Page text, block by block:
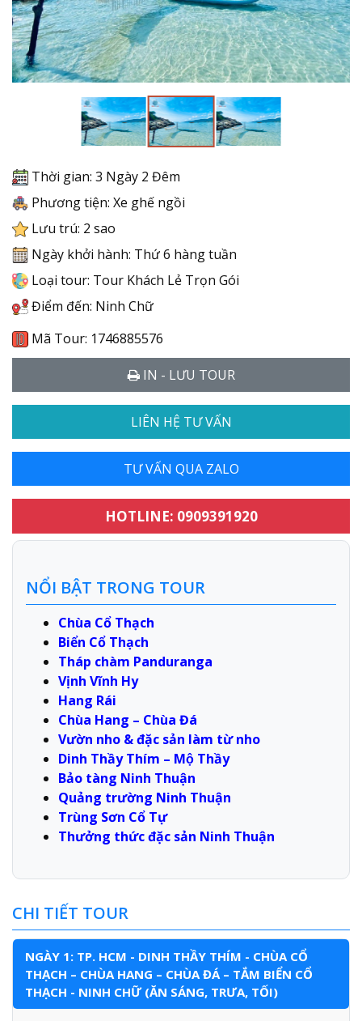
Thời gian: 3 Ngày 2 Đêm
Phương tiện: Xe ghế ngồi
Lưu trú: 2 sao
Ngày khởi hành: Thứ 6 hàng tuần
Loại tour: Tour Khách Lẻ Trọn Gói
Điểm đến: Ninh Chữ
Mã Tour: 1746885576
IN - LƯU TOUR
LIÊN HỆ TƯ VẤN
TƯ VẤN QUA ZALO
HOTLINE: 0909391920
NỔI BẬT TRONG TOUR
Chùa Cổ Thạch
Biển Cổ Thạch
Tháp chàm Panduranga
Vịnh Vĩnh Hy
Hang Rái
Chùa Hang – Chùa Đá
Vườn nho & đặc sản làm từ nho
Dinh Thầy Thím – Mộ Thầy
Bảo tàng Ninh Thuận
Quảng trường Ninh Thuận
Trùng Sơn Cổ Tự
Thưởng thức đặc sản Ninh Thuận
CHI TIẾT TOUR
NGÀY 1: TP. HCM - DINH THẦY THÍM - CHÙA CỔ
THẠCH – CHÙA HANG – CHÙA ĐÁ – TẮM BIỂN CỔ
THẠCH - NINH CHỮ (ĂN SÁNG, TRƯA, TỐI)